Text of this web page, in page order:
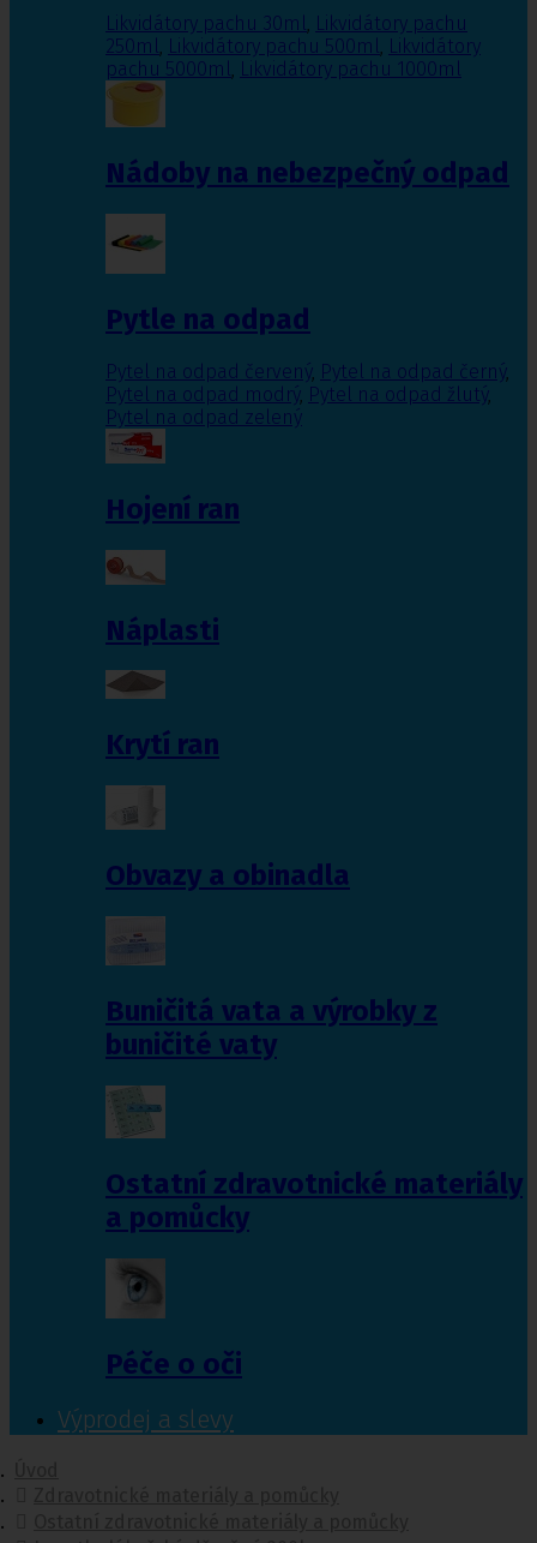
Likvidátory pachu 30ml, Likvidátory pachu
250ml, Likvidátory pachu 500ml, Likvidátory
pachu 5000ml, Likvidátory pachu 1000ml
Nádoby na nebezpečný odpad
Pytle na odpad
Pytel na odpad červený, Pytel na odpad černý,
Pytel na odpad modrý, Pytel na odpad žlutý,
Pytel na odpad zelený
Hojení ran
Náplasti
Krytí ran
Obvazy a obinadla
Buničitá vata a výrobky z
buničité vaty
Ostatní zdravotnické materiály
a pomůcky
Péče o oči
Výprodej a slevy